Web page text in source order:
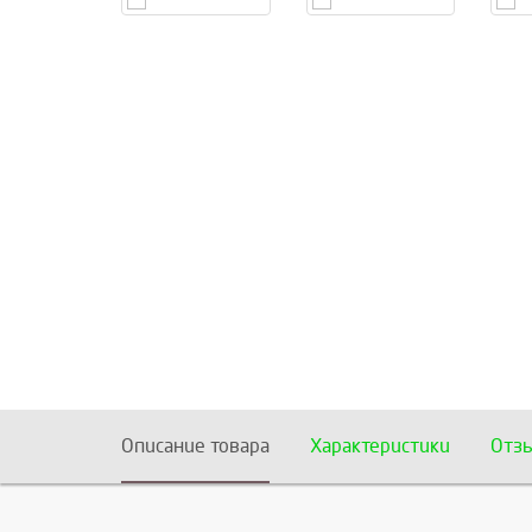
Описание товара Характеристики